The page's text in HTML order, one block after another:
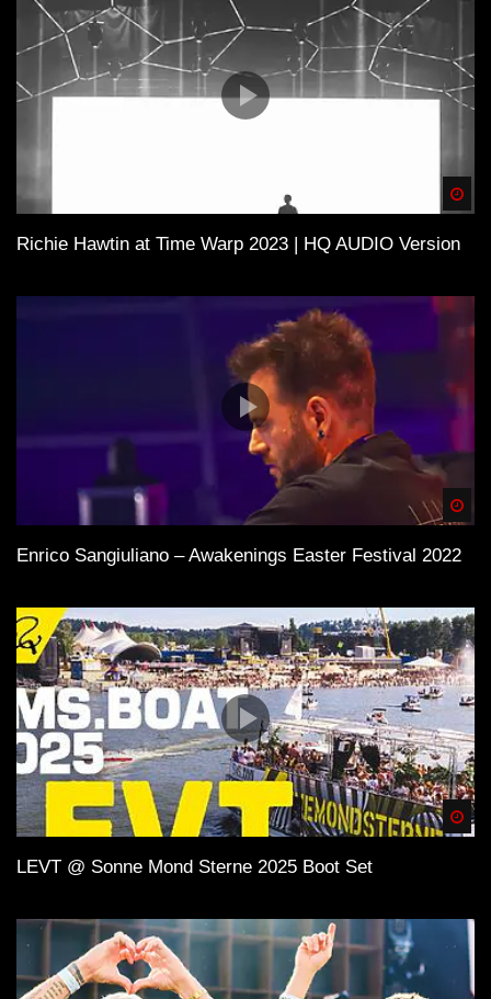
Richie Hawtin at Time Warp 2023 | HQ AUDIO Version
Enrico Sangiuliano – Awakenings Easter Festival 2022
LEVT @ Sonne Mond Sterne 2025 Boot Set